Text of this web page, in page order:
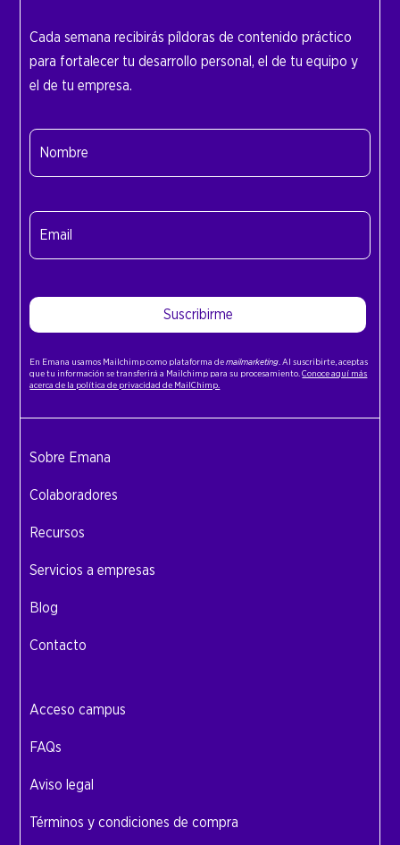
Cada semana recibirás píldoras de contenido práctico
para fortalecer tu desarrollo personal, el de tu equipo y
el de tu empresa.
Nombre
(Obligatorio)
Email
(Obligatorio)
Suscribirme
En Emana usamos Mailchimp como plataforma demailmarketing . Al suscribirte, aceptas
que tu información se transferirá a Mailchimp para su procesamiento.Conoce aquí más
acerca de la política de privacidad de MailChimp.
Sobre Emana
Colaboradores
Recursos
Servicios a empresas
Blog
Contacto
Acceso campus
FAQs
Aviso legal
Términos y condiciones de compra